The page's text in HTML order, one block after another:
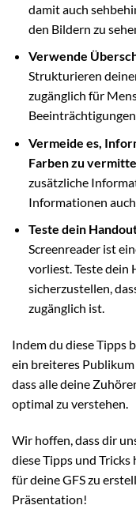
damit auch
den Bildern zu
Verwende
Strukturieren
zugänglich für
Vermeide es,
Farben zu
zusätzliche
Informationen
Teste dein
Screenreader ist
vorliest. Teste dein
sicherzustellen,
zugänglich ist.
Indem du diese Tipps
ein breiteres
dass alle deine
optimal zu verstehen.
Wir hoffen, dass dir
diese Tipps und
für deine GFS zu
Präsentation!